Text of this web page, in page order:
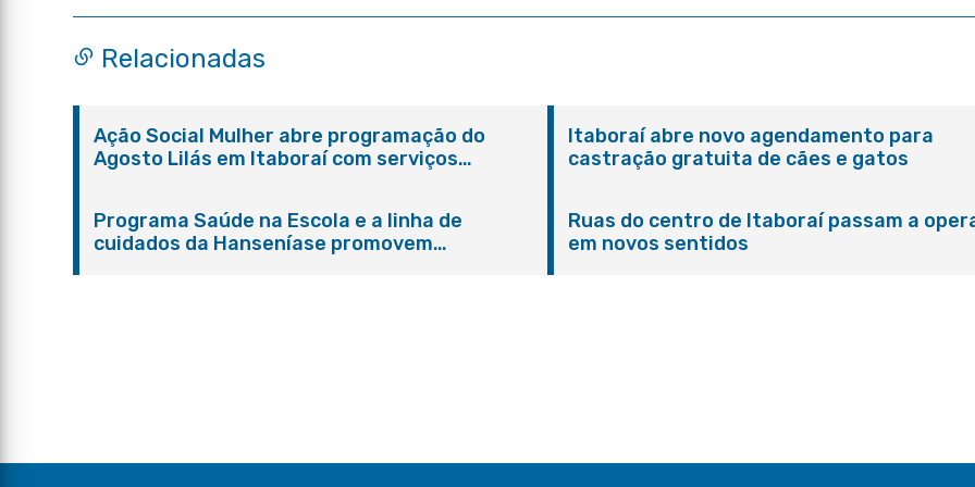
Relacionadas
Ação Social Mulher abre programação do
Agosto Lilás em Itaboraí com serviços
Itaboraí abre novo agendamento para
castração gratuita de cães e gatos
Programa Saúde na Escola e a linha de
cuidados da Hanseníase promovem
Ruas do centro de Itaboraí passam a
em novos sentidos